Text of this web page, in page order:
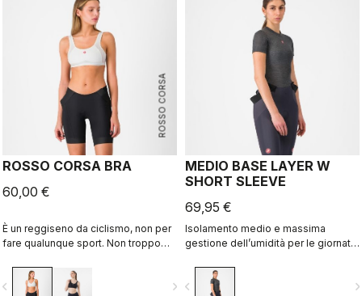
ROSSO CORSA
ROSSO CORSA BRA
60,00 €
È un reggiseno da ciclismo, non per
fare qualunque sport. Non troppo
jogging, è fresco e offre il giusto
supporto richiesto quando pedali.
navigate_next
MEDIO BASE LAYER W
SHORT SLEEVE
69,95 €
Isolamento medio e massima
gestione dell’umidità per le giornate
navigate_before